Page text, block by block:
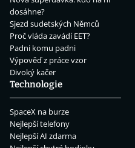
dosáhne?
Sjezd sudetských Němců
Proč vláda zavádí EET?
Padni komu padni
Výpověď z práce vzor
Divoký kačer
Technologie
SpaceX na burze
Nejlepší telefony
Nejlepší AI zdarma